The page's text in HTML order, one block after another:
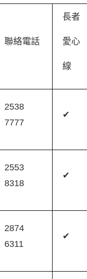
聯絡電話
長者
愛心
線
2538
7777
✔
2553
8318
✔
2874
6311
✔